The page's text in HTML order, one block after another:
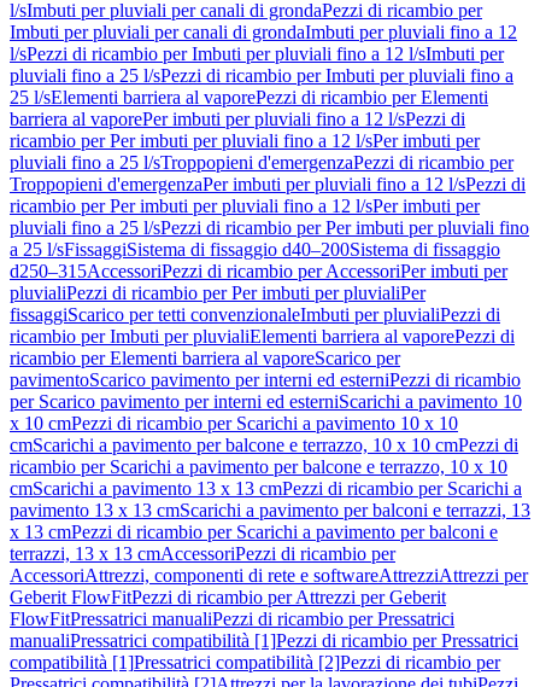
l/sImbuti per pluviali per canali di grondaPezzi di ricambio per
Imbuti per pluviali per canali di grondaImbuti per pluviali fino a 12
l/sPezzi di ricambio per Imbuti per pluviali fino a 12 l/sImbuti per
pluviali fino a 25 l/sPezzi di ricambio per Imbuti per pluviali fino a
25 l/sElementi barriera al vaporePezzi di ricambio per Elementi
barriera al vaporePer imbuti per pluviali fino a 12 l/sPezzi di
ricambio per Per imbuti per pluviali fino a 12 l/sPer imbuti per
pluviali fino a 25 l/sTroppopieni d'emergenzaPezzi di ricambio per
Troppopieni d'emergenzaPer imbuti per pluviali fino a 12 l/sPezzi di
ricambio per Per imbuti per pluviali fino a 12 l/sPer imbuti per
pluviali fino a 25 l/sPezzi di ricambio per Per imbuti per pluviali fino
a 25 l/sFissaggiSistema di fissaggio d40–200Sistema di fissaggio
d250–315AccessoriPezzi di ricambio per AccessoriPer imbuti per
pluvialiPezzi di ricambio per Per imbuti per pluvialiPer
fissaggiScarico per tetti convenzionaleImbuti per pluvialiPezzi di
ricambio per Imbuti per pluvialiElementi barriera al vaporePezzi di
ricambio per Elementi barriera al vaporeScarico per
pavimentoScarico pavimento per interni ed esterniPezzi di ricambio
per Scarico pavimento per interni ed esterniScarichi a pavimento 10
x 10 cmPezzi di ricambio per Scarichi a pavimento 10 x 10
cmScarichi a pavimento per balcone e terrazzo, 10 x 10 cmPezzi di
ricambio per Scarichi a pavimento per balcone e terrazzo, 10 x 10
cmScarichi a pavimento 13 x 13 cmPezzi di ricambio per Scarichi a
pavimento 13 x 13 cmScarichi a pavimento per balconi e terrazzi, 13
x 13 cmPezzi di ricambio per Scarichi a pavimento per balconi e
terrazzi, 13 x 13 cmAccessoriPezzi di ricambio per
AccessoriAttrezzi, componenti di rete e softwareAttrezziAttrezzi per
Geberit FlowFitPezzi di ricambio per Attrezzi per Geberit
FlowFitPressatrici manualiPezzi di ricambio per Pressatrici
manualiPressatrici compatibilità [1]Pezzi di ricambio per Pressatrici
compatibilità [1]Pressatrici compatibilità [2]Pezzi di ricambio per